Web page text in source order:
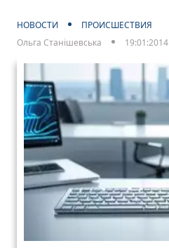
НОВОСТИ
ПРОИСШЕСТВИЯ
Ольга Станішевська
19:01:2014